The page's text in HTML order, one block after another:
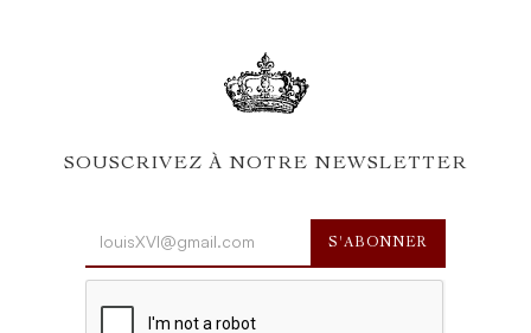
SOUSCRIVEZ À NOTRE NEWSLETTER